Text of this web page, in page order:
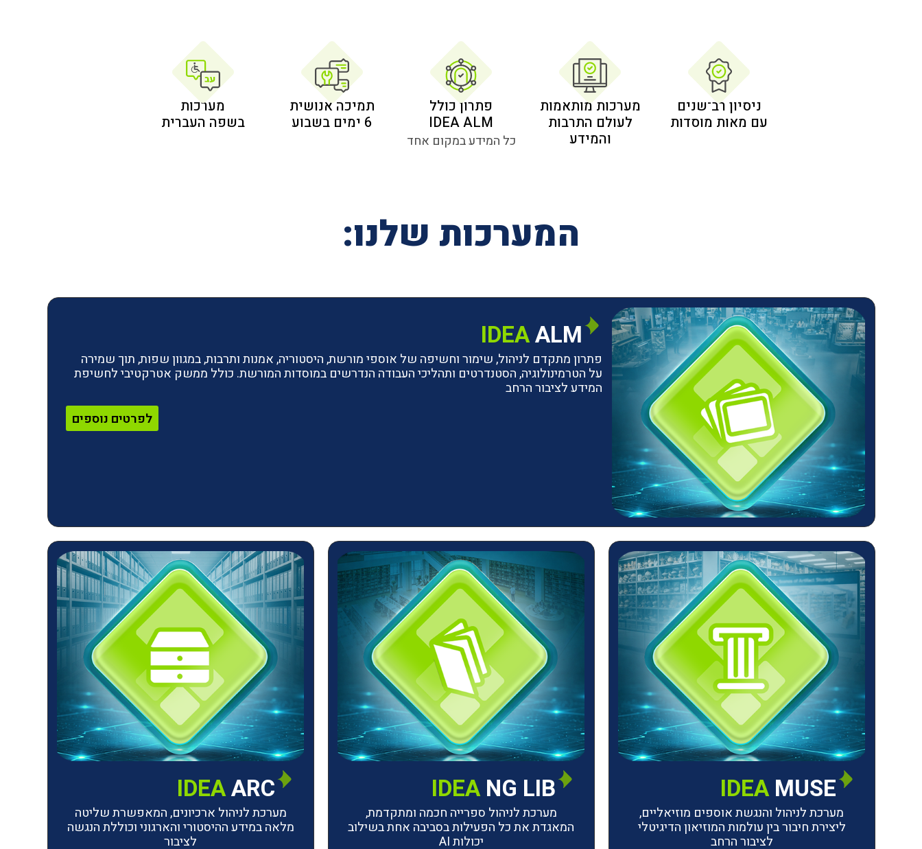
ניסיון רב־שנים
עם מאות מוסדות
מערכות מותאמות
לעולם התרבות
והמידע
פתרון כולל
IDEA ALM
כל המידע במקום אחד
תמיכה אנושית
6 ימים בשבוע
מערכות
בשפה העברית
המערכות שלנו:
IDEAALM
פתרון מתקדם לניהול, שימור וחשיפה של אוספי מורשת, היסטוריה, אמנות ותרבות, במגוון שפות, תוך שמירה
על הטרמינולוגיה, הסטנדרטים ותהליכי העבודה הנדרשים במוסדות המורשת. כולל ממשק אטרקטיבי לחשיפת
המידע לציבור הרחב
לפרטים נוספים
IDEAMUSE
מערכת לניהול והנגשת אוספים מוזיאליים,
ליצירת חיבור בין עולמות המוזיאון הדיגיטלי
לציבור הרחב
IDEANG LIB
מערכת לניהול ספרייה חכמה ומתקדמת,
המאגדת את כל הפעילות בסביבה אחת בשילוב
יכולות AI
IDEAARC
מערכת לניהול ארכיונים, המאפשרת שליטה
מלאה במידע ההיסטורי והארגוני וכוללת הנגשה
לציבור